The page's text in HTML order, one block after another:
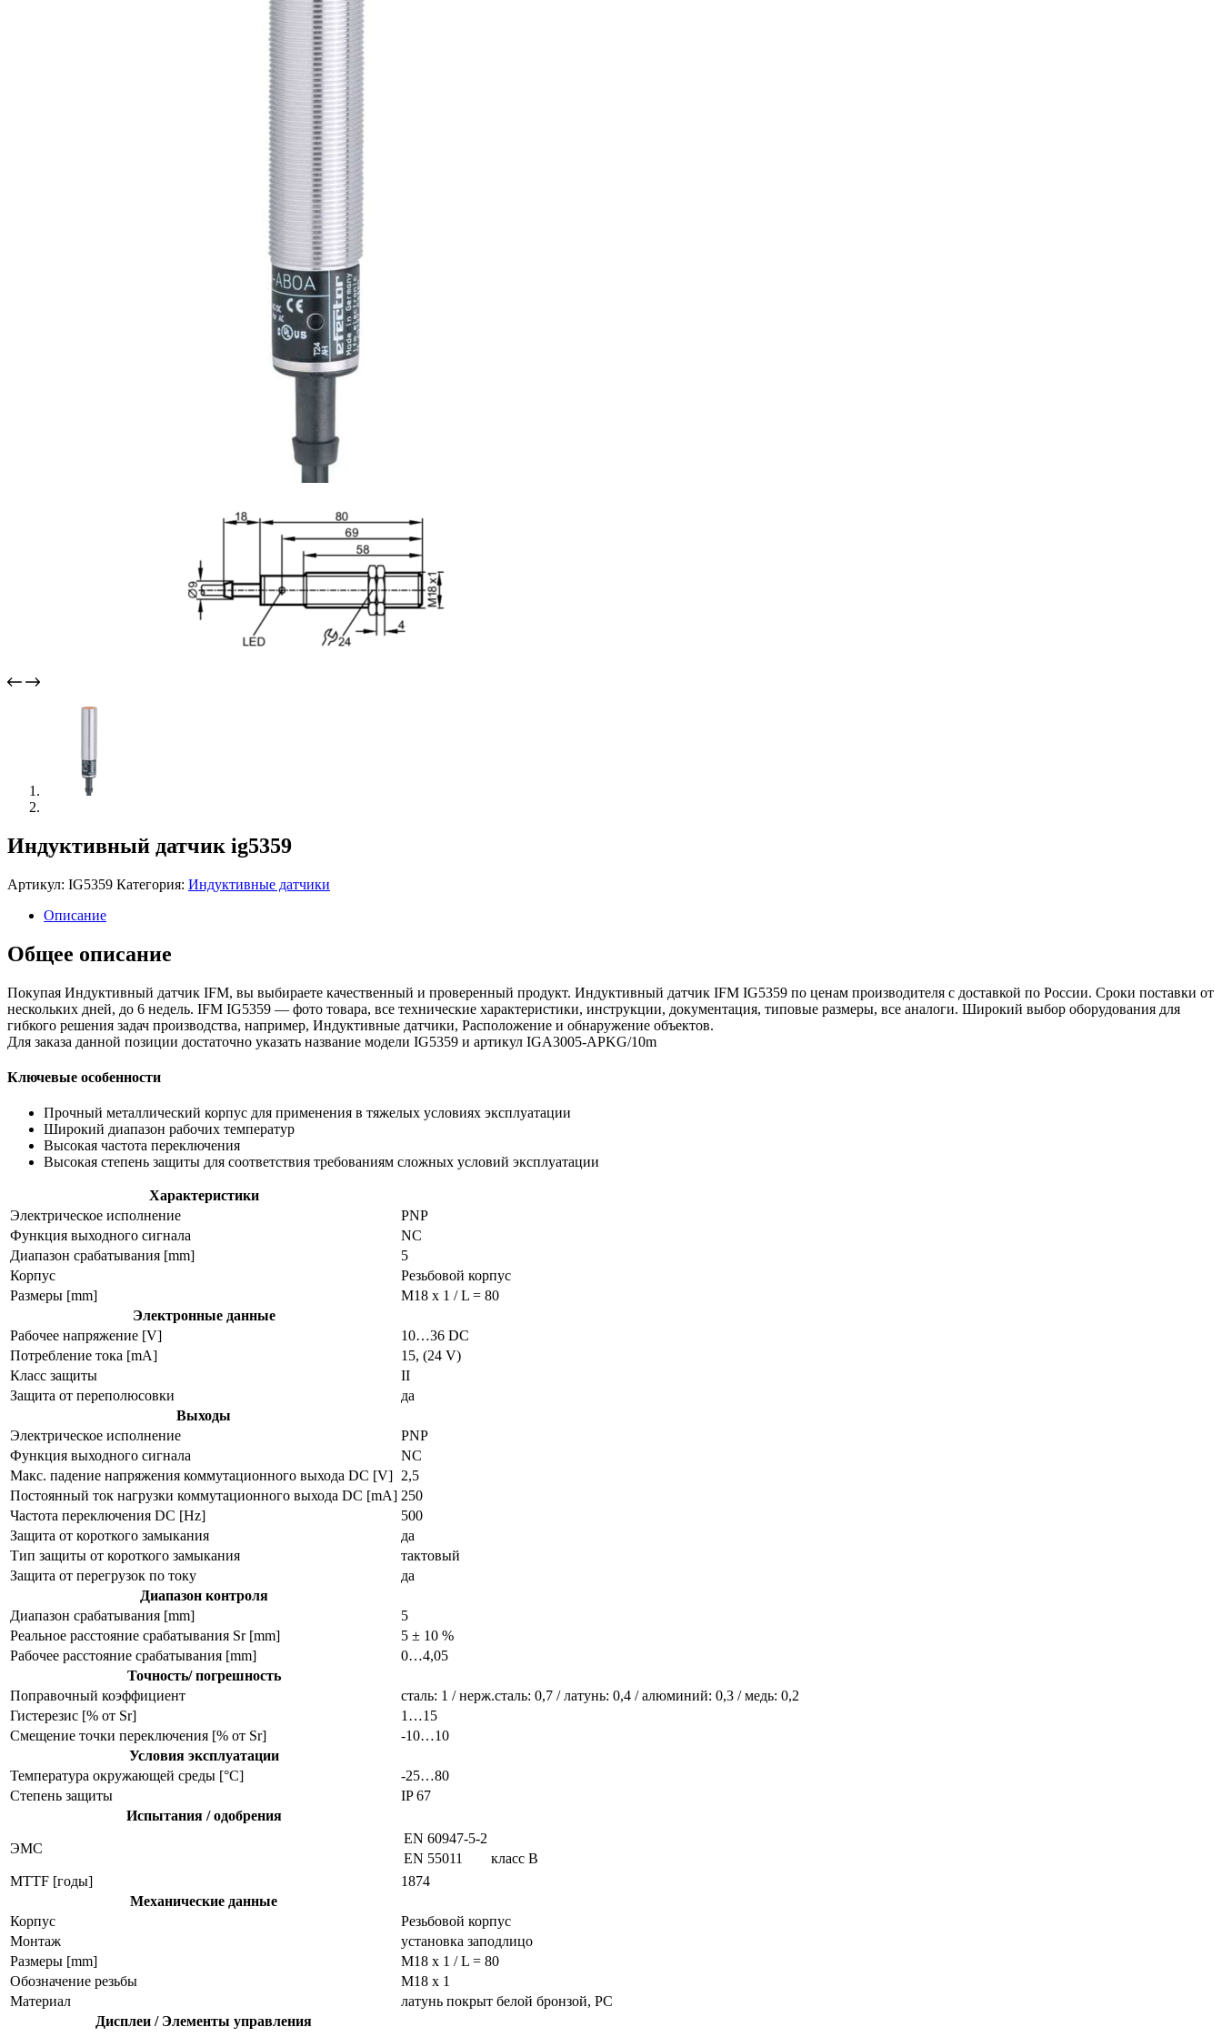
Индуктивный датчик ig5359
Артикул: IG5359 Категория: Индуктивные датчики
Описание
Общее описание
Покупая Индуктивный датчик IFM, вы выбираете качественный и проверенный продукт. Индуктивный датчик IFM IG5359 по ценам производителя с доставкой по России. Сроки поставки от
нескольких дней, до 6 недель. IFM IG5359 — фото товара, все технические характеристики, инструкции, документация, типовые размеры, все аналоги. Широкий выбор оборудования для
гибкого решения задач производства, например, Индуктивные датчики, Расположение и обнаружение объектов.
Для заказа данной позиции достаточно указать название модели IG5359 и артикул IGA3005-APKG/10m
Ключевые особенности
Прочный металлический корпус для применения в тяжелых условиях эксплуатации
Широкий диапазон рабочих температур
Высокая частота переключения
Высокая степень защиты для соответствия требованиям сложных условий эксплуатации
Характеристики
Электрическое исполнение
PNP
Функция выходного сигнала
NC
Диапазон срабатывания [mm]
5
Корпус
Резьбовой корпус
Размеры [mm]
M18 x 1 / L = 80
Электронные данные
Рабочее напряжение [V]
10…36 DC
Потребление тока [mA]
15, (24 V)
Класс защиты
II
Защита от переполюсовки
да
Выходы
Электрическое исполнение
PNP
Функция выходного сигнала
NC
Макс. падение напряжения коммутационного выхода DC [V] 2,5
Постоянный ток нагрузки коммутационного выхода DC [mA] 250
Частота переключения DC [Hz]
500
Защита от короткого замыкания
да
Тип защиты от короткого замыкания
тактовый
Защита от перегрузок по току
да
Диапазон контроля
Диапазон срабатывания [mm]
5
Реальное расстояние срабатывания Sr [mm]
5 ± 10 %
Рабочее расстояние срабатывания [mm]
0…4,05
Точность/ погрешность
Поправочный коэффициент
сталь: 1 / нерж.сталь: 0,7 / латунь: 0,4 / алюминий: 0,3 / медь: 0,2
Гистерезис [% от Sr]
1…15
Смещение точки переключения [% от Sr]
-10…10
Условия эксплуатации
Температура окружающей среды [°C]
-25…80
Степень защиты
IP 67
Испытания / одобрения
ЭMC
EN 60947-5-2
EN 55011
класс B
MTTF [годы]
1874
Механические данные
Корпус
Резьбовой корпус
Монтаж
установка заподлицо
Размеры [mm]
M18 x 1 / L = 80
Обозначение резьбы
M18 x 1
Материал
латунь покрыт белой бронзой, PC
Дисплеи / Элементы управления